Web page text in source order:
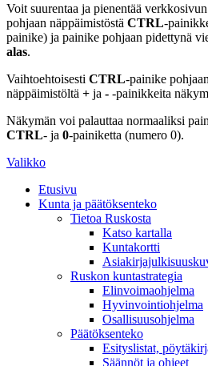
Voit suurentaa ja pienentää
pohjaan näppäimistöstä CTRL-
painike) ja painike pohjaan pidettynä
alas.
Vaihtoehtoisesti CTRL-painike
näppäimistöltä + ja - -painikkeita
Näkymän voi palauttaa normaaliksi
CTRL- ja 0-painiketta (numero 0).
Valikko
Etusivu
Kunta ja päätöksenteko
Tietoa Ruskosta
Katso kartalla
Kuntakortti
Ruskon kuntastrategia
Elinvoimaohjelma
Hyvinvointiohjelma
Osallisuusohjelma
Päätöksenteko
Esityslistat,
Säännöt ja ohjeet